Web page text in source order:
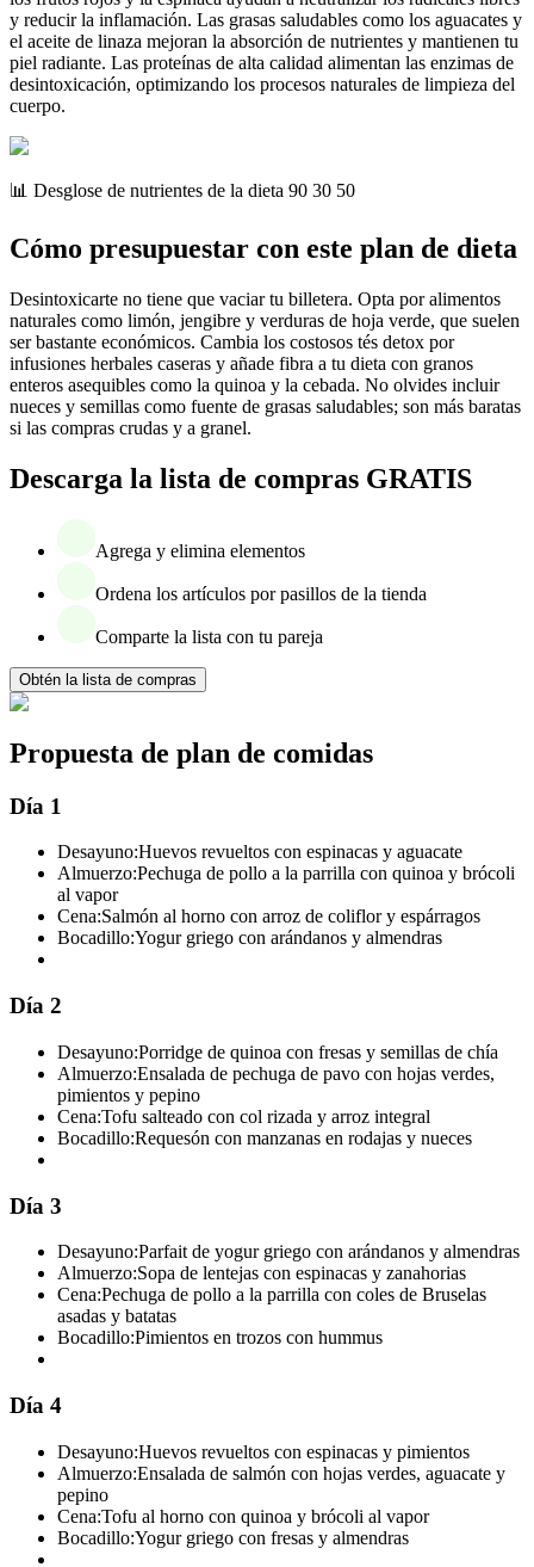
y reducir la inflamación. Las grasas saludables como los aguacates y
el aceite de linaza mejoran la absorción de nutrientes y mantienen tu
piel radiante. Las proteínas de alta calidad alimentan las enzimas de
desintoxicación, optimizando los procesos naturales de limpieza del
cuerpo.
📊 Desglose de nutrientes de la dieta 90 30 50
Cómo presupuestar con este plan de dieta
Desintoxicarte no tiene que vaciar tu billetera. Opta por alimentos
naturales como limón, jengibre y verduras de hoja verde, que suelen
ser bastante económicos. Cambia los costosos tés detox por
infusiones herbales caseras y añade fibra a tu dieta con granos
enteros asequibles como la quinoa y la cebada. No olvides incluir
nueces y semillas como fuente de grasas saludables; son más baratas
si las compras crudas y a granel.
Descarga la lista de compras GRATIS
Agrega y elimina elementos
Ordena los artículos por pasillos de la tienda
Comparte la lista con tu pareja
Obtén la lista de compras
Propuesta de plan de comidas
Día 1
Desayuno:Huevos revueltos con espinacas y aguacate
Almuerzo:Pechuga de pollo a la parrilla con quinoa y brócoli
al vapor
Cena:Salmón al horno con arroz de coliflor y espárragos
Bocadillo:Yogur griego con arándanos y almendras
Día 2
Desayuno:Porridge de quinoa con fresas y semillas de chía
Almuerzo:Ensalada de pechuga de pavo con hojas verdes,
pimientos y pepino
Cena:Tofu salteado con col rizada y arroz integral
Bocadillo:Requesón con manzanas en rodajas y nueces
Día 3
Desayuno:Parfait de yogur griego con arándanos y almendras
Almuerzo:Sopa de lentejas con espinacas y zanahorias
Cena:Pechuga de pollo a la parrilla con coles de Bruselas
asadas y batatas
Bocadillo:Pimientos en trozos con hummus
Día 4
Desayuno:Huevos revueltos con espinacas y pimientos
Almuerzo:Ensalada de salmón con hojas verdes, aguacate y
pepino
Cena:Tofu al horno con quinoa y brócoli al vapor
Bocadillo:Yogur griego con fresas y almendras